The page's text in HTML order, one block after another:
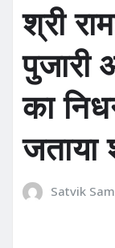
श्री
पुजारी
का
जताया
Satvik